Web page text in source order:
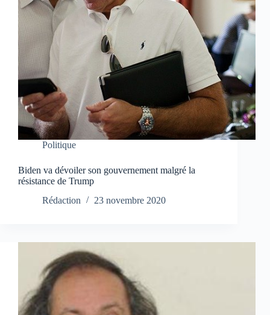
Politique
Biden va dévoiler son gouvernement malgré la
résistance de Trump
Rédaction
23 novembre 2020